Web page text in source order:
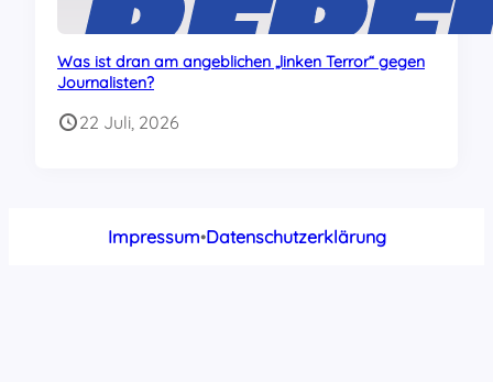
Was ist dran am angeblichen „linken Terror“ gegen
Journalisten?
22 Juli, 2026
Impressum•Datenschutzerklärung